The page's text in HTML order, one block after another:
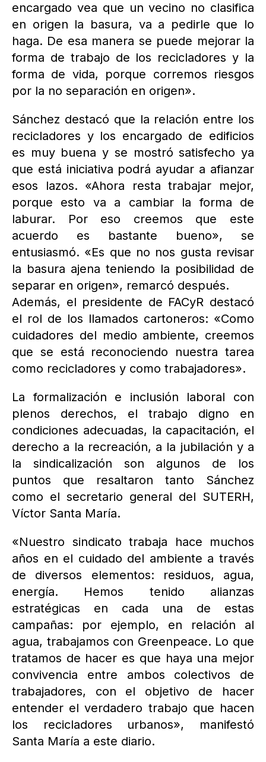
encargado vea que un vecino no clasifica
en origen la basura, va a pedirle que lo
haga. De esa manera se puede mejorar la
forma de trabajo de los recicladores y la
forma de vida, porque corremos riesgos
por la no separación en origen».
Sánchez destacó que la relación entre los
recicladores y los encargado de edificios
es muy buena y se mostró satisfecho ya
que está iniciativa podrá ayudar a afianzar
esos lazos. «Ahora resta trabajar mejor,
porque esto va a cambiar la forma de
laburar. Por eso creemos que este
acuerdo es bastante bueno», se
entusiasmó. «Es que no nos gusta revisar
la basura ajena teniendo la posibilidad de
separar en origen», remarcó después.
Además, el presidente de FACyR destacó
el rol de los llamados cartoneros: «Como
cuidadores del medio ambiente, creemos
que se está reconociendo nuestra tarea
como recicladores y como trabajadores».
La formalización e inclusión laboral con
plenos derechos, el trabajo digno en
condiciones adecuadas, la capacitación, el
derecho a la recreación, a la jubilación y a
la sindicalización son algunos de los
puntos que resaltaron tanto Sánchez
como el secretario general del SUTERH,
Víctor Santa María.
«Nuestro sindicato trabaja hace muchos
años en el cuidado del ambiente a través
de diversos elementos: residuos, agua,
energía. Hemos tenido alianzas
estratégicas en cada una de estas
campañas: por ejemplo, en relación al
agua, trabajamos con Greenpeace. Lo que
tratamos de hacer es que haya una mejor
convivencia entre ambos colectivos de
trabajadores, con el objetivo de hacer
entender el verdadero trabajo que hacen
los recicladores urbanos», manifestó
Santa María a este diario.